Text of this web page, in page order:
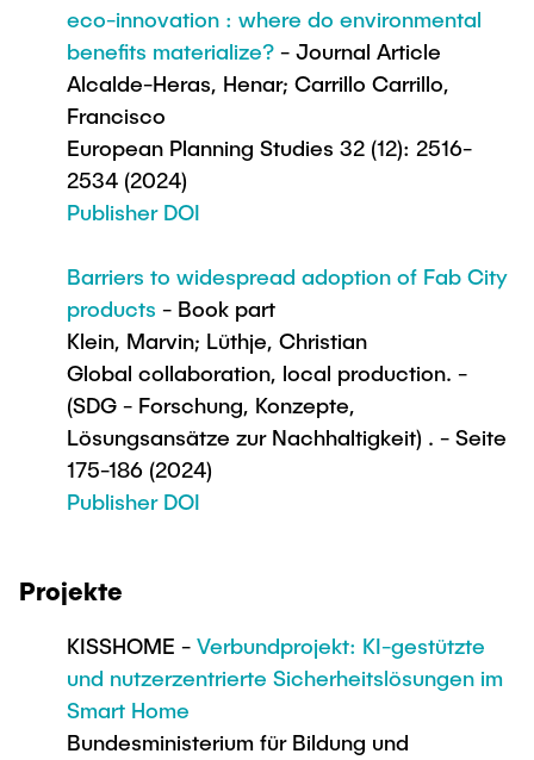
Newsroom
Pressemitteilungen
Flyer und Broschüren
Magazin spektrum
Veranstaltungen
Arbeiten an der TU Hamburg
Stellenausschreibungen
Berufsausbildung und Praktika
Berufungen
Neue Mitarbeitende
Beratung und Kontakt
Neu an der TUHH
Rund ums Studium
Studienorganisation
AI in Education
Für Absolventinnen und Absolventen
Alumni
Berufseinstieg - Career Center
Graduiertenakademie
Promotion und Habilitation
Wissenschaftliche Weiterbildung
Best Practices Lehre
LearnING Center
Lehre im europäischen Verbund (ECIU)
WorkINGLab / Makerspace
UNU HUB "Engineering to Face Climate
Change"
Forschungsförderung
Early Career Researchers
Future Lectures
Team
Neues aus der Forschung &
Transfer
„Biobasierte Prozesse und
Studiengänge
Forschung und Institute
Technologie und Innovation in der Bildung
News
Studiengänge
Management-Wissenschaften und Technologie
Studiengänge
Forschung und Institute
Maschinenbau
Studienbereich FIT
Austauschstudium
Intercultural Hub
(Gast)Wissenschaftler*innen
Partnerships and Strategy
Partnerhochschulen Studierendenaustausch
Eine Partnerschaft vereinbaren
Strategie
ECIU University
Contacts & International Team
eco-innovation : where do environmental
benefits materialize? - Journal Article
Alcalde-Heras, Henar; Carrillo Carrillo,
Francisco
European Planning Studies 32 (12): 2516-
2534 (2024)
Publisher DOI
Barriers to widespread adoption of Fab City
products - Book part
Klein, Marvin; Lüthje, Christian
Global collaboration, local production. -
(SDG - Forschung, Konzepte,
Lösungsansätze zur Nachhaltigkeit) . - Seite
175-186 (2024)
Publisher DOI
Projekte
KISSHOME - Verbundprojekt: KI-gestützte
und nutzerzentrierte Sicherheitslösungen im
Smart Home
Bundesministerium für Bildung und